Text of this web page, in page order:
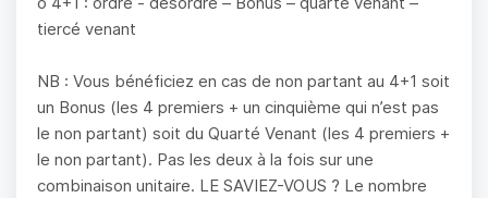
tiercé venant
NB : Vous bénéficiez en cas de non partant au 4+1 soit
un Bonus (les 4 premiers + un cinquième qui n’est pas
le non partant) soit du Quarté Venant (les 4 premiers +
le non partant). Pas les deux à la fois sur une
combinaison unitaire. LE SAVIEZ-VOUS ? Le nombre